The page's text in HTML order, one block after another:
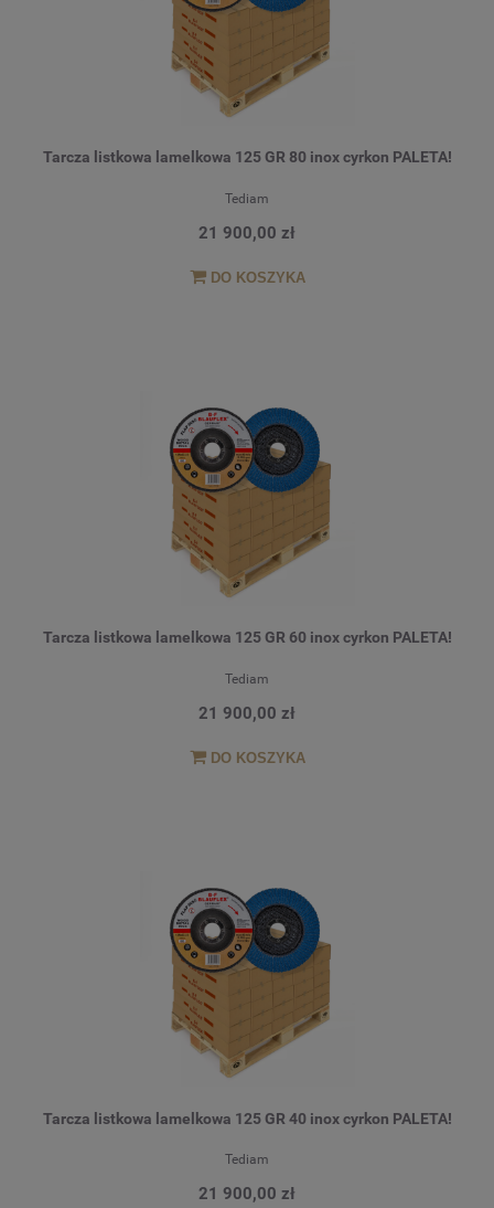
Tarcza listkowa lamelkowa 125 GR 80 inox cyrkon PALETA!
Tediam
21 900,00 zł
DO KOSZYKA
Tarcza listkowa lamelkowa 125 GR 60 inox cyrkon PALETA!
Tediam
21 900,00 zł
DO KOSZYKA
Tarcza listkowa lamelkowa 125 GR 40 inox cyrkon PALETA!
Tediam
21 900,00 zł